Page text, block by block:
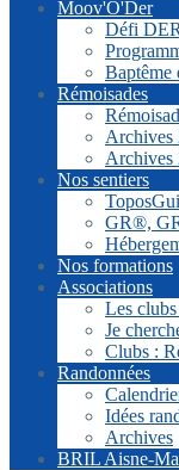
Moov'O'Der
Défi
Baptême
Rémoisades
Archives
Archives
Nos sentiers
GR®,
Nos formations
Associations
Les
Je
Clubs :
Randonnées
Idées
Archives
BRIL Aisne-